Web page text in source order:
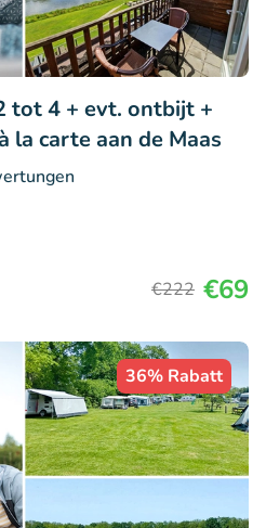
tot 4 + evt. ontbijt +
la carte aan de Maas
€222 €69
36% Rabatt